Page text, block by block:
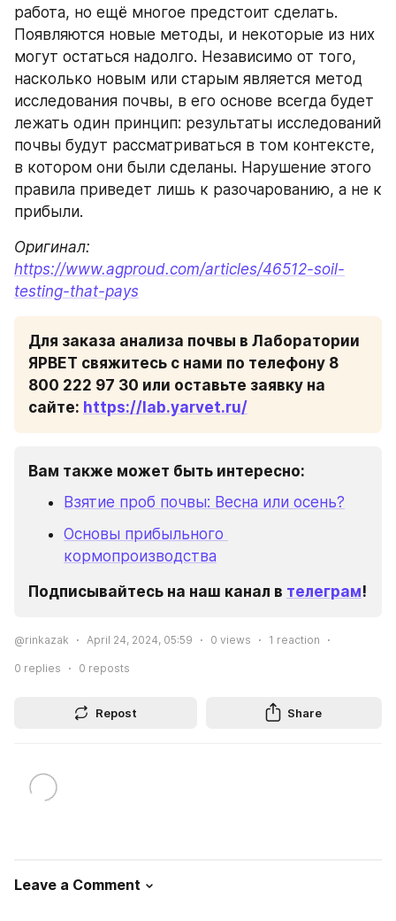
работа, но ещё многое предстоит сделать.
Появляются новые методы, и некоторые из них
могут остаться надолго. Независимо от того,
насколько новым или старым является метод
исследования почвы, в его основе всегда будет
лежать один принцип: результаты исследований
почвы будут рассматриваться в том контексте,
в котором они были сделаны. Нарушение этого
правила приведет лишь к разочарованию, а не к
прибыли.
https://www.agproud.com/articles/46512-soil-
testing-that-pays
Для заказа анализа почвы в Лаборатории
ЯРВЕТ свяжитесь с нами по телефону 8
800 222 97 30 или оставьте заявку на
сайте: https://lab.yarvet.ru/
Вам также может быть интересно:
Взятие проб почвы: Весна или осень?
Основы прибыльного
кормопроизводства
Подписывайтесь на наш канал в телеграм!
@rinkazak April 24, 2024, 05:59 0 views 1 reaction
0 replies 0 reposts
Repost Share
Leave a Comment